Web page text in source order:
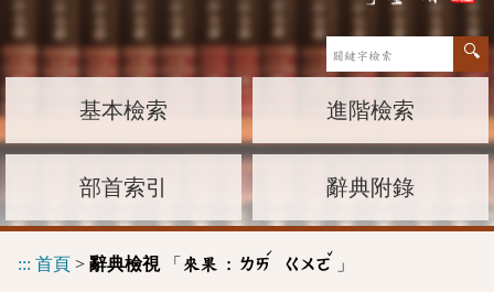
基本檢索 進階檢索
部首索引 辭典附錄
::: 首頁 > 辭典檢視「 來果 : ㄌㄞ
ˊ
ㄍㄨㄛ
ˇ
」